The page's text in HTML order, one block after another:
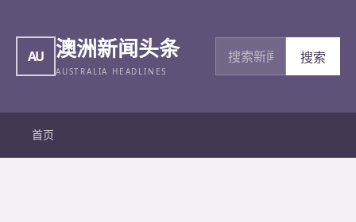
AU 澳洲新闻头条
AUSTRALIA HEADLINES
搜索新闻
搜索
首页